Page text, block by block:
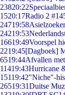
23820:22
1520:17Radio 2
24719:58
24219:53
16619:49Voorspel
2219:45[Dagboek]
6519:44Afvallen
11419:43Hurricane
15119:42"Niche"-
26519:31Duitse